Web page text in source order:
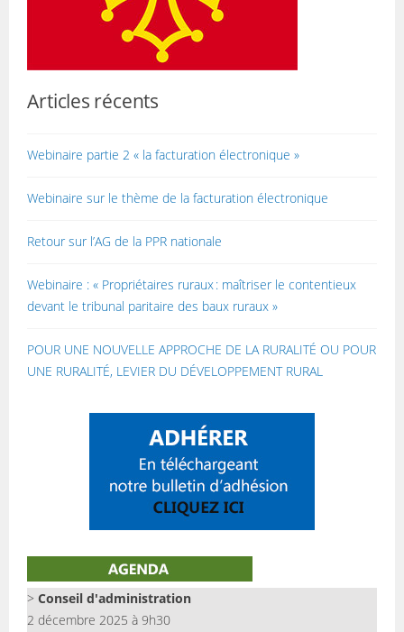
Articles récents
Webinaire partie 2 « la facturation électronique »
Webinaire sur le thème de la facturation électronique
Retour sur l’AG de la PPR nationale
Webinaire : « Propriétaires ruraux : maîtriser le contentieux
devant le tribunal paritaire des baux ruraux »
POUR UNE NOUVELLE APPROCHE DE LA RURALITÉ OU POUR
UNE RURALITÉ, LEVIER DU DÉVELOPPEMENT RURAL
>Conseil d'administration
2 décembre 2025 à 9h30